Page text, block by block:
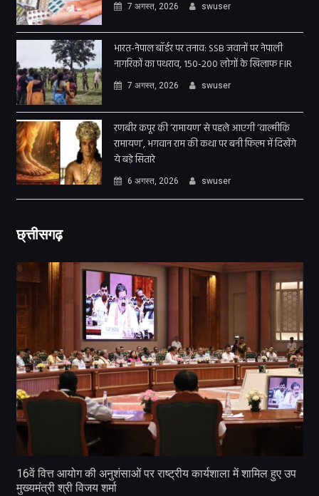
7 अगस्त, 2026 swuser
भारत-नेपाल बॉर्डर पर तनाव: SSB जवानों पर नेपाली
नागरिकों का पथराव, 150-200 लोगों के खिलाफ FIR
7 अगस्त, 2026 swuser
रणबीर कपूर की ‘रामायण’ से पहले आएगी ‘वाल्मीकि
रामायण’, भगवान राम की कथा पर बनी फिल्म में दिखेंगे
ये बड़े सितारे
6 अगस्त, 2026 swuser
छ्त्तीसगढ़
16वें वित्त आयोग की अनुशंसाओं पर राष्ट्रीय कार्यशाला में शामिल हुए उप
मुख्यमंत्री श्री विजय शर्मा